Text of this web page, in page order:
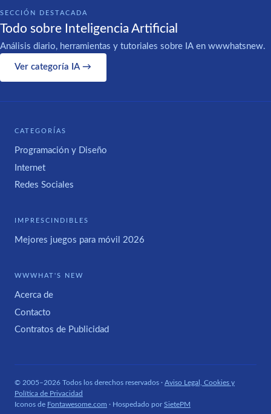
SECCIÓN DESTACADA
Todo sobre Inteligencia Artificial
Análisis diario, herramientas y tutoriales sobre IA en wwwhatsnew.
Ver categoría IA →
CATEGORÍAS
Programación y Diseño
Internet
Redes Sociales
IMPRESCINDIBLES
Mejores juegos para móvil 2026
WWWHAT'S NEW
Acerca de
Contacto
Contratos de Publicidad
© 2005–2026 Todos los derechos reservados · Aviso Legal, Cookies y
Política de Privacidad
Iconos de Fontawesome.com · Hospedado porSietePM